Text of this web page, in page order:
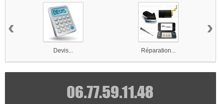
Devis... Réparation...
‹ ›